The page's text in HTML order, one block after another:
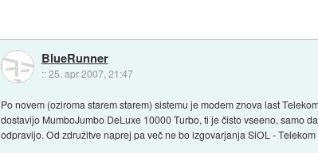
BlueRunner
::25. apr 2007, 21:47
Po novem (oziroma starem starem) sistemu je modem znova last
dostavijo MumboJumbo DeLuxe 10000 Turbo, ti je čisto vseeno, samo
odpravijo. Od združitve naprej pa več ne bo izgovarjanja SiOL -